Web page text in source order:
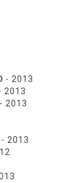
- 2013
2013
- 2013
- 2013